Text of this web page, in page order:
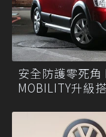
安全防護零死角
MOBILITY升級